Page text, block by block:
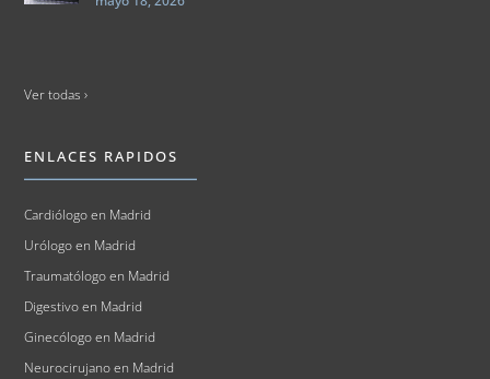
Ver todas ›
ENLACES RAPIDOS
Cardiólogo en Madrid
Urólogo en Madrid
Traumatólogo en Madrid
Digestivo en Madrid
Ginecólogo en Madrid
Neurocirujano en Madrid